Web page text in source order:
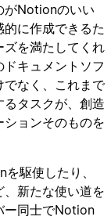
がNotionのいい
に作成できるた
を満たしてくれ
キュメントソフ
でなく、これまで
タスクが、創造
ョンそのものを
駆使したり、
新たな使い道を
ー同士でNotion